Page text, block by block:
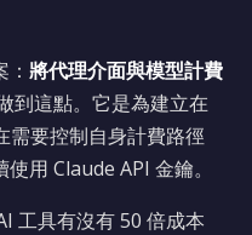
將代理介面與模型計費
到這點。它是為建立在
需要控制自身計費路徑
用 Claude API 金鑰。
工具有沒有 50 倍成本